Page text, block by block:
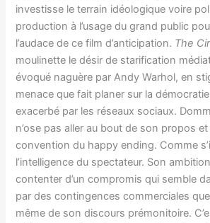
investisse le terrain idéologique voire
production à l’usage du grand public
l’audace de ce film d’anticipation. The
moulinette le désir de starification
évoqué naguère par Andy Warhol, en
menace que fait planer sur la
exacerbé par les réseaux sociaux.
n’ose pas aller au bout de son propos
convention du happy ending. Comme
l’intelligence du spectateur. Son
contenter d’un compromis qui semble
par des contingences commerciales
même de son discours prémonitoire.